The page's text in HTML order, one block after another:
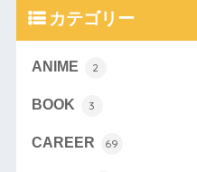
カテゴリー
ANIME 2
BOOK 3
CAREER 69